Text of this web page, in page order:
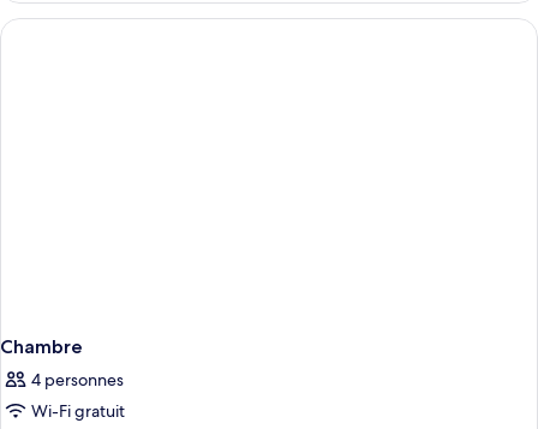
type
de
Chambre
4 personnes
Wi-Fi gratuit